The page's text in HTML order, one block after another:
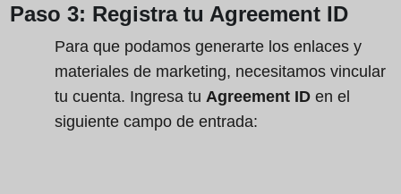
Paso 3: Registra tu Agreement ID
Para que podamos generarte los enlaces y
materiales de marketing, necesitamos vincular
tu cuenta. Ingresa tu Agreement ID en el
siguiente campo de entrada: